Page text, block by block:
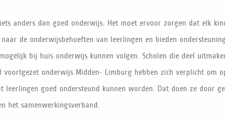
anders dan goed onderwijs. Het moet ervoor zorgen dat elk
de onderwijsbehoeften van leerlingen en bieden
bij huis onderwijs kunnen volgen. Scholen die deel
voortgezet onderwijs Midden- Limburg hebben zich verplicht om
leerlingen goed ondersteund kunnen worden. Dat doen ze door
het samenwerkingsverband.